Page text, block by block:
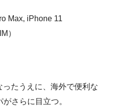
Max, iPhone 11
）
たうえに、海外で便利な
さらに目立つ。